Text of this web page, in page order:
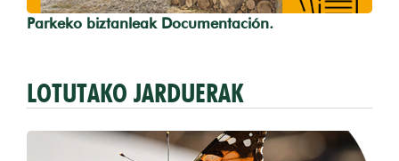
Parkeko biztanleak Documentación.
LOTUTAKO JARDUERAK